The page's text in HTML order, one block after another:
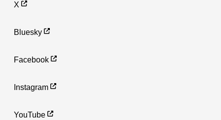
X
Bluesky
Facebook
Instagram
YouTube